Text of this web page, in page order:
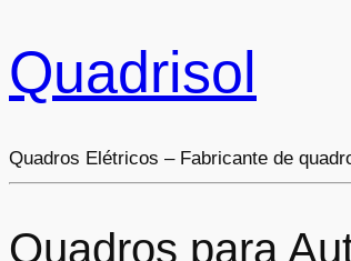
Quadrisol
Quadros Elétricos – Fabricante de
Quadros para